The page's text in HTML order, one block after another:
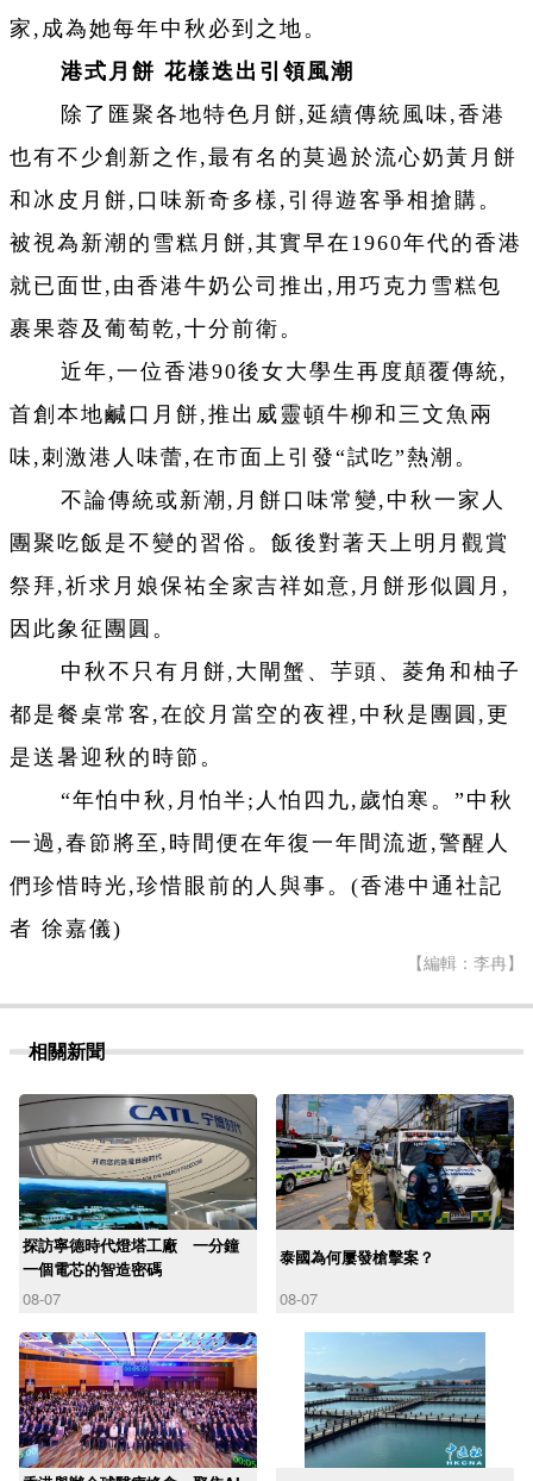
家,成為她每年中秋必到之地。
港式月餅 花樣迭出引領風潮
除了匯聚各地特色月餅,延續傳統風味,香港
也有不少創新之作,最有名的莫過於流心奶黃月餅
和冰皮月餅,口味新奇多樣,引得遊客爭相搶購。
被視為新潮的雪糕月餅,其實早在1960年代的香港
就已面世,由香港牛奶公司推出,用巧克力雪糕包
裹果蓉及葡萄乾,十分前衛。
近年,一位香港90後女大學生再度顛覆傳統,
首創本地鹹口月餅,推出威靈頓牛柳和三文魚兩
味,刺激港人味蕾,在市面上引發“試吃”熱潮。
不論傳統或新潮,月餅口味常變,中秋一家人
團聚吃飯是不變的習俗。飯後對著天上明月觀賞
祭拜,祈求月娘保祐全家吉祥如意,月餅形似圓月,
因此象征團圓。
中秋不只有月餅,大閘蟹、芋頭、菱角和柚子
都是餐桌常客,在皎月當空的夜裡,中秋是團圓,更
是送暑迎秋的時節。
“年怕中秋,月怕半;人怕四九,歲怕寒。”中秋
一過,春節將至,時間便在年復一年間流逝,警醒人
們珍惜時光,珍惜眼前的人與事。(香港中通社記
者 徐嘉儀)
【編輯：李冉】
相關新聞
探訪寧德時代燈塔工廠 一分鐘
一個電芯的智造密碼
08-07
泰國為何屢發槍擊案？
08-07